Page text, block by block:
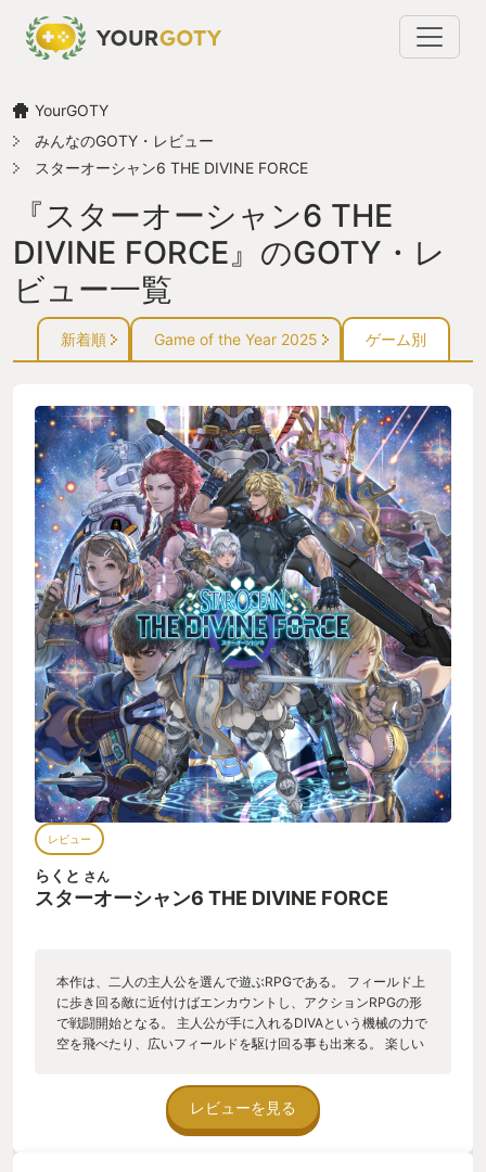
YourGOTY
みんなのGOTY・レビュー
スターオーシャン6 THE DIVINE FORCE
『スターオーシャン6 THE
DIVINE FORCE』のGOTY・レ
ビュー一覧
新着順 Game of the Year 2025 ゲーム別
レビュー
らくと さん
スターオーシャン6 THE DIVINE FORCE
本作は、二人の主人公を選んで遊ぶRPGである。 フィールド上
に歩き回る敵に近付けばエンカウントし、アクションRPGの形
で戦闘開始となる。 主人公が手に入れるDIVAという機械の力で
空を飛べたり、広いフィールドを駆け回る事も出来る。 楽しい
く、時々ムービーシーンで棒立ちしているのがよりお人形さん
らしさを強化している気はする。 後半は少し駆け足さが目立つ
が、楽しめる作品ではあると思う。
レビューを見る